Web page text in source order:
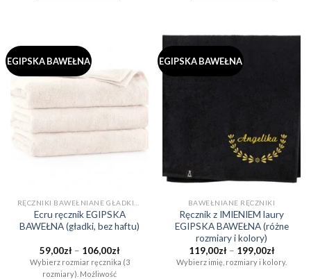
wiele
wariantów.
Opcje
wybrać
stronie
produktu
ma
wiele
wariantów.
Opcje
stronie
produktu
EGIPSKA BAWEŁNA
Ecru ręcznik EGIPSKA
BAWEŁNA (gładki, bez haftu)
59,00zł – 106,00złZakres
cen:
od
Wybierz rozmiar ręcznika (3
rozmiary). Możliwość
EGIPSKA BAWEŁNA
BAWEŁNIANE RĘCZNIKI
Ręcznik z IMIENIEM laury
EGIPSKA BAWEŁNA (różne
rozmiary i kolory)
119,00zł – 199,00złZakres
cen:
od
Wybierz imię, rozmiary i kolory.